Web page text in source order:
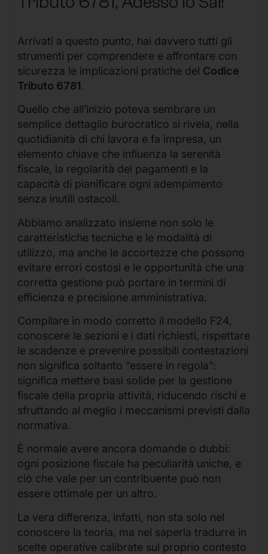
Arrivati a questo punto, hai davvero tutti gli
strumenti per comprendere e affrontare con
sicurezza le implicazioni pratiche del Codice
Tributo 6781.
Quello che all’inizio poteva sembrare un
semplice dettaglio burocratico si rivela, nella
quotidianità di chi lavora e fa impresa, un
elemento chiave che influenza la serenità
fiscale, la regolarità dei pagamenti e la
capacità di pianificare ogni adempimento
senza inutili ostacoli.
Abbiamo analizzato insieme non solo le
caratteristiche tecniche e le modalità di
utilizzo, ma anche le accortezze che possono
evitare errori costosi e le opportunità che una
corretta gestione può portare in termini di
efficienza e precisione amministrativa.
Compilare in modo corretto il modello F24,
conoscere le sezioni e i dati richiesti, rispettare
le scadenze e prevenire possibili contestazioni
non significa soltanto “essere in regola”:
significa mettere basi solide per la gestione
fiscale della propria attività, riducendo rischi e
sfruttando al meglio i meccanismi previsti dalla
normativa.
È normale avere ancora domande o dubbi:
ogni posizione fiscale ha peculiarità uniche, e
ciò che vale per un contribuente può non
essere ottimale per un altro.
La vera differenza, infatti, non sta solo nel
conoscere la teoria, ma nel saperla tradurre in
scelte operative calibrate sul proprio contesto